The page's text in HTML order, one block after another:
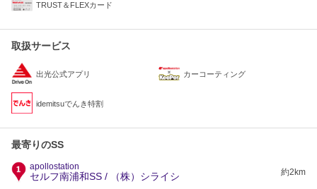
TRUST＆FLEXカード
取扱サービス
出光公式アプリ カーコーティング
idemitsuでんき特割
最寄りのSS
apollostation
セルフ南浦和SS / （株）シライシ 約2km